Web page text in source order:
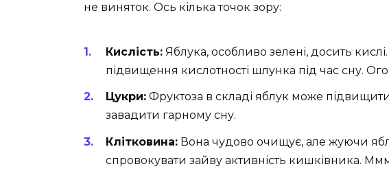
не виняток. Ось кілька точок зору:
Кислість: Яблука, особливо зелені, досить
підвищення кислотності шлунка під час сну.
Цукри: Фруктоза в складі яблук може
завадити гарному сну.
Клітковина: Вона чудово очищує, але жуючи
спровокувати зайву активність кишківника.